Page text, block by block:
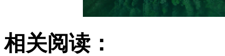
相关阅读：